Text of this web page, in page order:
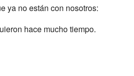
ya no están con nosotros:
hace mucho tiempo.